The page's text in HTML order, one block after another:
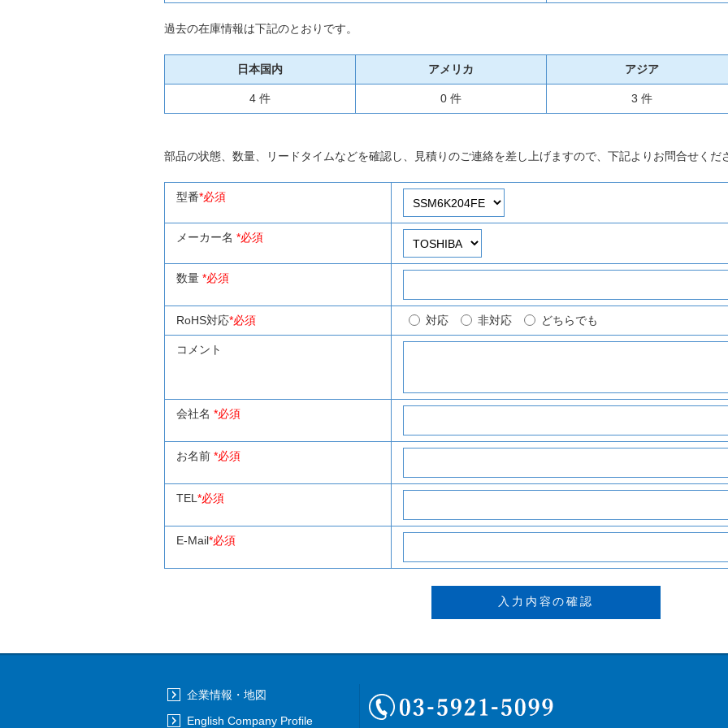
過去の在庫情報は下記のとおりです。
日本国内 アメリカ アジア
4 件 0 件 3 件
部品の状態、数量、リードタイムなどを確認し、見積りのご連絡を差し上げますので、下記よりお問合せくだ
型番*必須
メーカー名 *必須
数量 *必須
RoHS対応*必須 対応 非対応 どちらでも
コメント
会社名 *必須
お名前 *必須
TEL *必須
E-Mail*必須
企業情報・地図
English Company Profile